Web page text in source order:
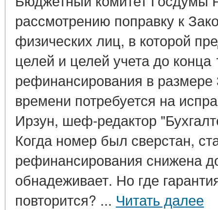
рассмотрению поправку к
физических лиц, в которой
целей и целей учета до конца
рефинансирования в
времени потребуется на
Ирзун, шеф-редактор
Когда номер был сверстан,
рефинансирования снижена
обнадеживает. Но где
повторится? ... Читать далее